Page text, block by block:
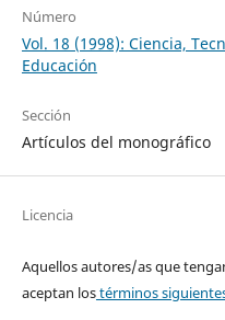
Número
Vol. 18 (1998): Ciencia,
Educación
Sección
Artículos del monográfico
Licencia
Aquellos autores/as que
aceptan lostérminos